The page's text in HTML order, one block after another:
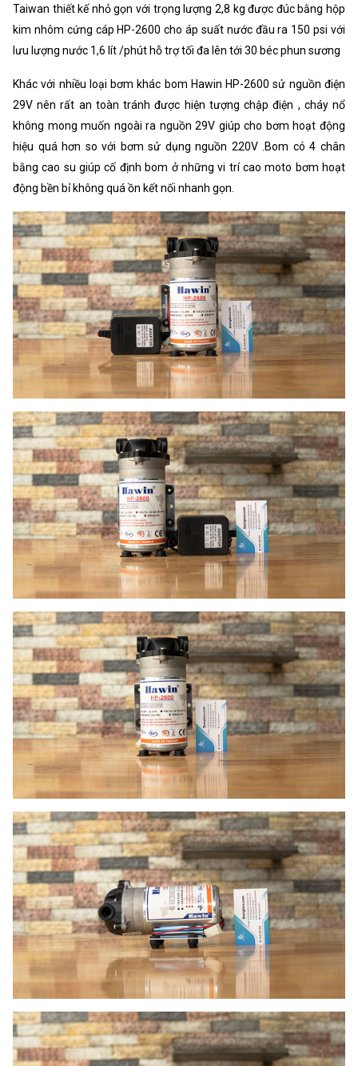
Taiwan thiết kế nhỏ gọn với trọng lượng 2,8 kg được đúc bằng hộp
kim nhôm cứng cáp HP-2600 cho áp suất nước đầu ra 150 psi với
lưu lượng nước 1,6 lít /phút hỗ trợ tối đa lên tới 30 béc phun sương
Khác với nhiều loại bơm khác bom Hawin HP-2600 sử nguồn điện
29V nên rất an toàn tránh được hiện tượng chập điện , cháy nổ
không mong muốn ngoài ra nguồn 29V giúp cho bơm hoạt động
hiệu quá hơn so với bơm sử dụng nguồn 220V .Bom có 4 chân
bằng cao su giúp cố định bom ở những vi trí cao moto bơm hoạt
động bền bỉ không quá ồn kết nối nhanh gọn.